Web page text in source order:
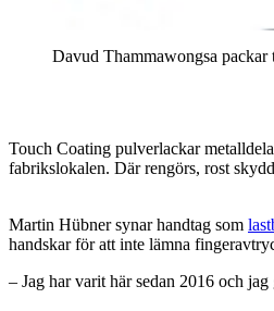
Davud Thammawongsa
Touch Coating pulverlackar
fabrikslokalen. Där rengörs, rost
Martin Hübner synar handtag som
handskar för att inte lämna
– Jag har varit här sedan 2016 och